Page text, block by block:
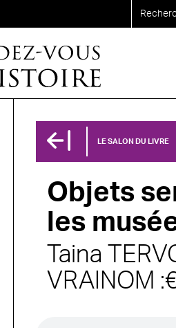
LE SALON DU LIVRE
Objets
les
Taina
VRAINOM